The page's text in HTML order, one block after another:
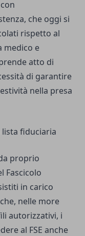
che oggi si
rispetto al
medico e
atto di
di garantire
nella presa
lista fiduciaria
proprio
Fascicolo
in carico
nelle more
autorizzativi, i
al FSE anche